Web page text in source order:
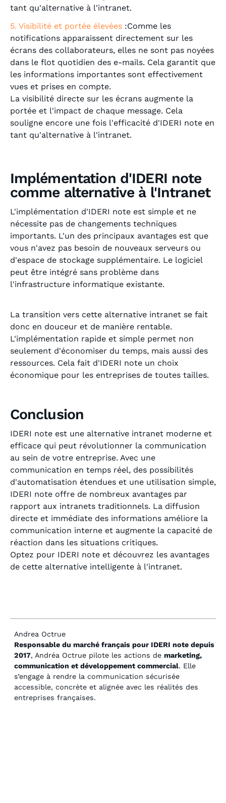
tant qu'alternative à l'intranet.
5. Visibilité et portée élevées :Comme les
notifications apparaissent directement sur les
écrans des collaborateurs, elles ne sont pas noyées
dans le flot quotidien des e-mails. Cela garantit que
les informations importantes sont effectivement
vues et prises en compte.
La visibilité directe sur les écrans augmente la
portée et l'impact de chaque message. Cela
souligne encore une fois l'efficacité d'IDERI note en
tant qu'alternative à l'intranet.
Implémentation d'IDERI note
comme alternative à l'Intranet
L'implémentation d'IDERI note est simple et ne
nécessite pas de changements techniques
importants. L'un des principaux avantages est que
vous n'avez pas besoin de nouveaux serveurs ou
d'espace de stockage supplémentaire. Le logiciel
peut être intégré sans problème dans
l'infrastructure informatique existante.
La transition vers cette alternative intranet se fait
donc en douceur et de manière rentable.
L'implémentation rapide et simple permet non
seulement d'économiser du temps, mais aussi des
ressources. Cela fait d'IDERI note un choix
économique pour les entreprises de toutes tailles.
Conclusion
IDERI note est une alternative intranet moderne et
efficace qui peut révolutionner la communication
au sein de votre entreprise. Avec une
communication en temps réel, des possibilités
d'automatisation étendues et une utilisation simple,
IDERI note offre de nombreux avantages par
rapport aux intranets traditionnels. La diffusion
directe et immédiate des informations améliore la
communication interne et augmente la capacité de
réaction dans les situations critiques.
Optez pour IDERI note et découvrez les avantages
de cette alternative intelligente à l'intranet.
Andrea Octrue
Responsable du marché français pour IDERI note depuis
2017, Andréa Octrue pilote les actions de marketing,
communication et développement commercial. Elle
s’engage à rendre la communication sécurisée
accessible, concrète et alignée avec les réalités des
entreprises françaises.